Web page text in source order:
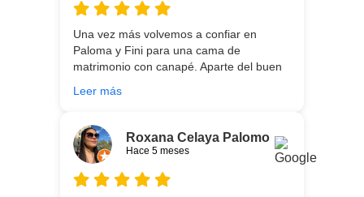
Una vez más volvemos a confiar en
Paloma y Fini para una cama de
matrimonio con canapé. Aparte del buen
personalizando totalmente las
agradables y tan cercanas que la
experiencia es fantástica. Puntualizar
también que los chicos que nos trajeron y
montaron todo lo hicieron perfectamente,
Leer más
Roxana Celaya Palomo
Hace 5 meses